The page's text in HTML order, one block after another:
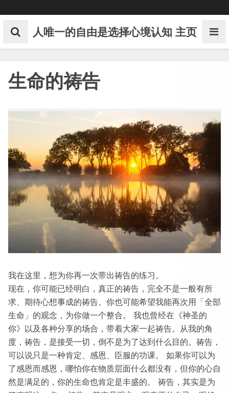
to
content 人唯一的自由是选择心境认知 主页
生命的祷告
我在这里，想为你再一次带出祷告的练习。
现在，你可能已经明白，真正的祷告，完全不是一般有所
求、期待心想事成的祷告。你也可能希望我能再次用「全部
生命」的观念，为你做一个整合。 我也曾经在《神圣的
你》以及各种分享的场合，带着大家一起祷告。从我的角
度，祷告，是接受一切，倒不是为了达到什么目的。祷告，
可以说只是一种肯定、感恩、臣服的功课。 如果你可以为
了感恩而感恩，哪怕你在物质层面什么都没有，但你的心自
然是满足的，你的生命也肯定是丰盛的。 祷告，其实是为